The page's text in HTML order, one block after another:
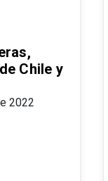
Chile y
2022